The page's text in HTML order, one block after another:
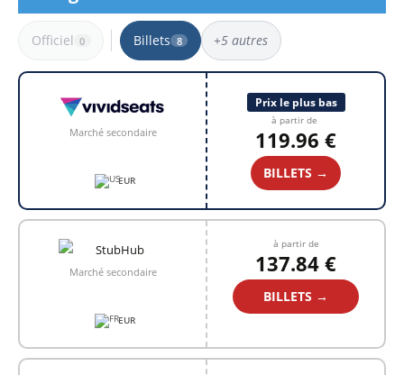
Officiel 0 Billets 8 +5 autres
8 résultats
Marché secondaire
EUR
Prix le plus bas
à partir de
119.96 €
BILLETS →
Marché secondaire
EUR
à partir de
137.84 €
BILLETS →